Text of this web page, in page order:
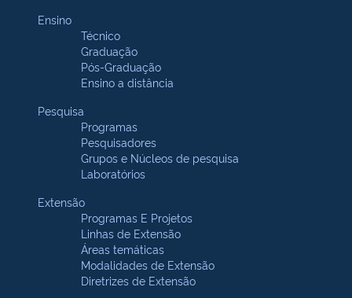
Ensino
Técnico
Graduação
Pós-Graduação
Ensino a distância
Pesquisa
Programas
Pesquisadores
Grupos e Núcleos de pesquisa
Laboratórios
Extensão
Programas E Projetos
Linhas de Extensão
Áreas temáticas
Modalidades de Extensão
Diretrizes de Extensão